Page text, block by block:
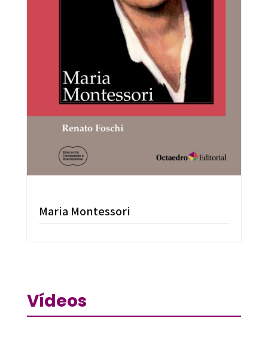
Maria Montessori
Vídeos